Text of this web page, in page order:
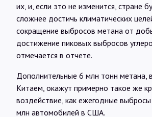
их, и, если это не изменится, стране
сложнее достичь климатических
сокращение выбросов метана от
достижение пиковых выбросов
отмечается в отчете.
Дополнительные 6 млн тонн метана,
Китаем, окажут примерно такое же
воздействие, как ежегодные
млн автомобилей в США.